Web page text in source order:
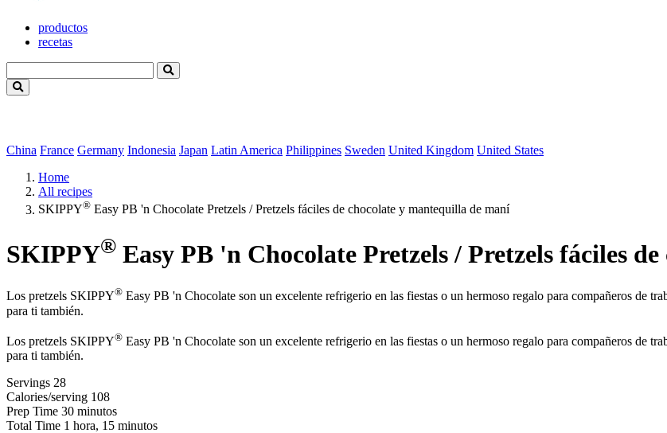
productos
recetas
China France Germany Indonesia Japan Latin America Philippines Sweden United Kingdom United States
Home
All recipes
SKIPPY® Easy PB 'n Chocolate Pretzels / Pretzels fáciles de chocolate y mantequilla de maní
SKIPPY® Easy PB 'n Chocolate Pretzels / Pretzels fáciles
Los pretzels SKIPPY® Easy PB 'n Chocolate son un excelente refrigerio en las fiestas o un hermoso regalo para compañeros de
para ti también.
Los pretzels SKIPPY® Easy PB 'n Chocolate son un excelente refrigerio en las fiestas o un hermoso regalo para compañeros de
para ti también.
Servings 28
Calories/serving 108
Prep Time 30 minutos
Total Time 1 hora, 15 minutos